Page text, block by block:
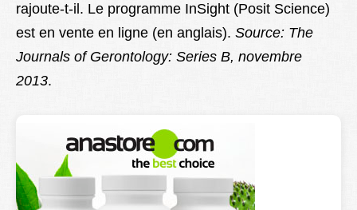
rajoute-t-il. Le programme InSight (Posit Science)
est en vente en ligne (en anglais). Source: The
Journals of Gerontology: Series B, novembre
2013.